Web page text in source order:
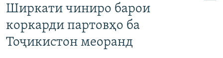
Ширкати чиниро барои
коркарди партовҳо ба
Тоҷикистон меоранд